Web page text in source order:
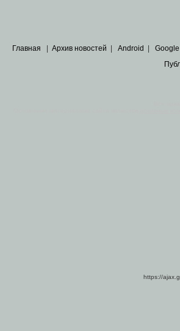
Главная Архив новостей Android Google
https://